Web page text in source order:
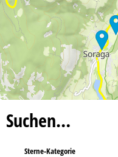
Suchen…
Sterne-Kategorie